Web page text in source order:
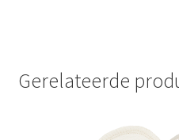
Gerelateerde